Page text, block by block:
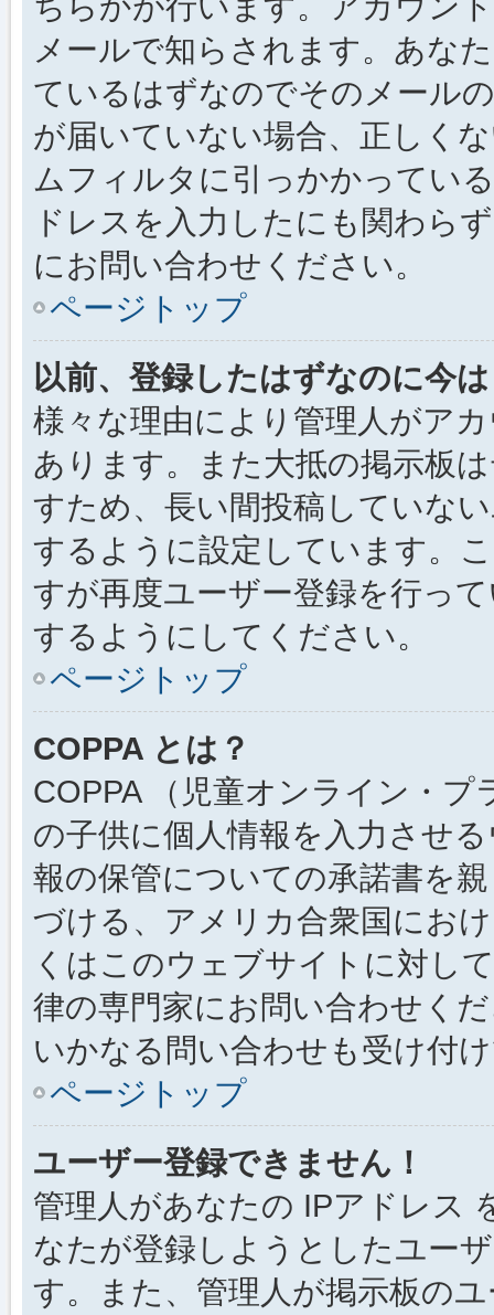
メールで知らされます。あな
ているはずなのでそのメール
が届いていない場合、正しく
ムフィルタに引っかかってい
ドレスを入力したにも関わら
にお問い合わせください。
ページトップ
以前、登録したはずなのに今
様々な理由により管理人がア
あります。また大抵の掲示板
すため、長い間投稿していな
するように設定しています。
すが再度ユーザー登録を行っ
するようにしてください。
ページトップ
COPPA とは？
COPPA （児童オンライン・
の子供に個人情報を入力させ
報の保管についての承諾書を
づける、アメリカ合衆国にお
くはこのウェブサイトに対し
律の専門家にお問い合わせく
いかなる問い合わせも受け付
ページトップ
ユーザー登録できません！
管理人があなたの IPアドレス
なたが登録しようとしたユー
す。また、管理人が掲示板の